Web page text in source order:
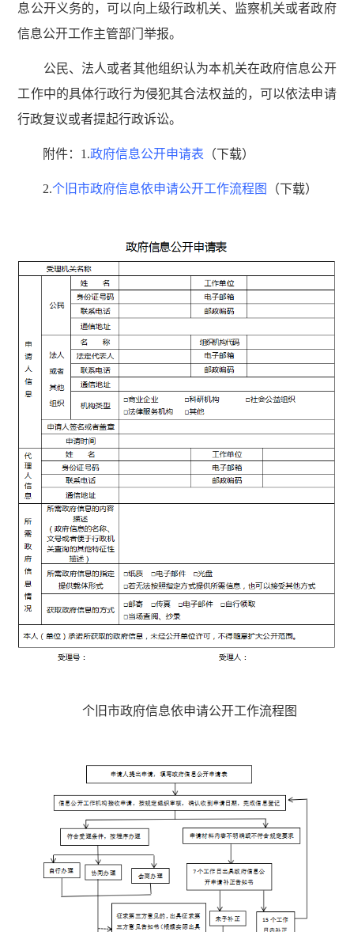
息公开义务的，可以向上级行政机关、监察机关或者政府
信息公开工作主管部门举报。
公民、法人或者其他组织认为本机关在政府信息公开
工作中的具体行政行为侵犯其合法权益的，可以依法申请
行政复议或者提起行政诉讼。
附件：1.政府信息公开申请表 （下载）
2.个旧市政府信息依申请公开工作流程图 （下载）
个旧市政府信息依申请公开工作流程图